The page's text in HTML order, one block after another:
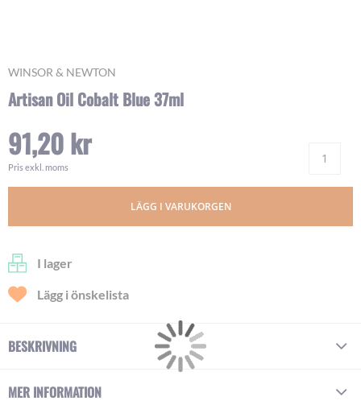
WINSOR & NEWTON
Artisan Oil Cobalt Blue 37ml
91,20 kr
Pris exkl. moms
LÄGG I VARUKORGEN
I lager
Lägg i önskelista
Skip
the
of
the
images
BESKRIVNING
MER INFORMATION